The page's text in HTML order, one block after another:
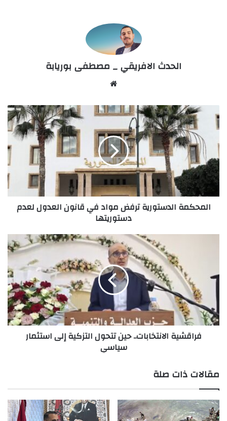
الحدث الافريقي _ مصطفى بوريابة
المحكمة
الدستورية
ترفض
مواد
في
قانون
العدول
لعدم
دستوريتها
المحكمة الدستورية ترفض مواد في قانون العدول لعدم
دستوريتها
التزكية
استثمار
سياسي
فراقشية الانتخابات.. حين تتحول التزكية إلى استثمار
سياسي
مقالات ذات صلة